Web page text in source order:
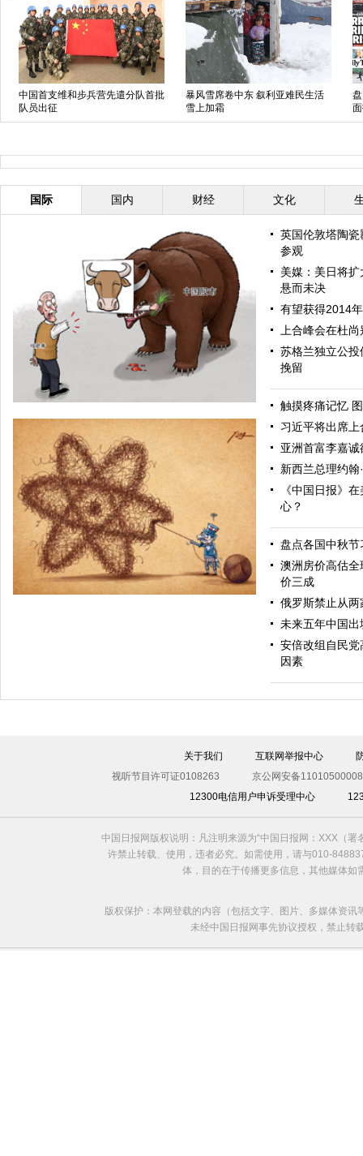
中国首支维和步兵营先遣分队首批
队员出征
暴风雪席卷中东 叙利亚难民生活
雪上加霜
国际 国内 财经 文化
始料不及
英国伦敦塔陶
参观
美媒：美日将
悬而未决
有望获得2014
上合峰会在杜
苏格兰独立公
挽留
触摸疼痛记忆
习近平将出席
亚洲首富李嘉
新西兰总理约翰
《中国日报》
心？
盘点各国中秋节
澳洲房价高估
价三成
俄罗斯禁止从
未来五年中国
安倍改组自民
因素
关于我们 互联网举报中心
视听节目许可证0108263
京公网安备
12300电信用户申诉受理中心
中国日报网版权说明：凡注明来源为“中国日报网：XXX（
许禁止转载、使用，违者必究。如需使用，请与010-
体，目的在于传播更多信息，其他媒体
版权保护：本网登载的内容（包括文字、图片、多媒体资
未经中国日报网事先协议授权，禁止转